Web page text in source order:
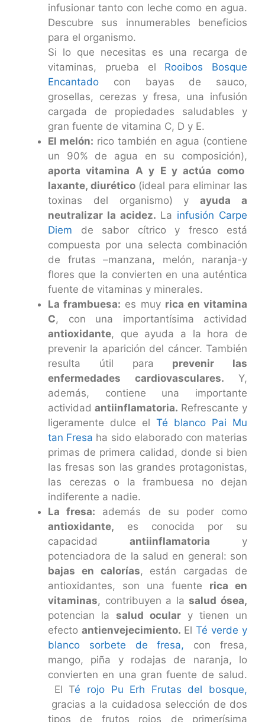
infusionar tanto con leche como en agua.
Descubre sus innumerables beneficios
para el organismo.
Si lo que necesitas es una recarga de
vitaminas, prueba el Rooibos Bosque
Encantado con bayas de sauco,
grosellas, cerezas y fresa, una infusión
cargada de propiedades saludables y
gran fuente de vitamina C, D y E.
El melón: rico también en agua (contiene
un 90% de agua en su composición),
aporta vitamina A y E y actúa como
laxante, diurético(ideal para eliminar las
toxinas del organismo) yayuda a
neutralizar la acidez. La infusión Carpe
Diem de sabor cítrico y fresco está
compuesta por una selecta combinación
de frutas –manzana, melón, naranja-y
flores que la convierten en una auténtica
fuente de vitaminas y minerales.
La frambuesa: es muy rica en vitamina
C, con una importantísima actividad
antioxidante, que ayuda a la hora de
prevenir la aparición del cáncer. También
resulta útil para prevenir las
enfermedades cardiovasculares. Y,
además, contiene una importante
actividad antiinflamatoria. Refrescante y
ligeramente dulce el Té blanco Pai Mu
tan Fresa ha sido elaborado con materias
primas de primera calidad, donde si bien
las fresas son las grandes protagonistas,
las cerezas o la frambuesa no dejan
indiferente a nadie.
La fresa: además de su poder como
antioxidante, es conocida por su
capacidad antiinflamatoria y
potenciadora de la salud en general: son
bajas en calorías, están cargadas de
antioxidantes, son una fuente rica en
vitaminas, contribuyen a lasalud ósea,
potencian la salud ocular y tienen un
efecto antienvejecimiento. El Té verde y
blanco sorbete de fresa, con fresa,
mango, piña y rodajas de naranja, lo
convierten en una gran fuente de salud.
El Té rojo Pu Erh Frutas del bosque,
gracias a la cuidadosa selección de dos
tipos de frutos rojos de primerísima